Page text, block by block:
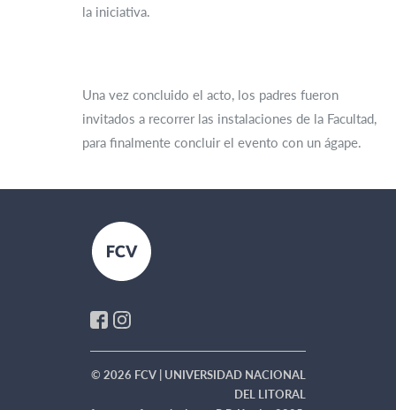
la iniciativa.
Una vez concluido el acto, los padres fueron
invitados a recorrer las instalaciones de la Facultad,
para finalmente concluir el evento con un ágape.
© 2026 FCV | UNIVERSIDAD NACIONAL
DEL LITORAL